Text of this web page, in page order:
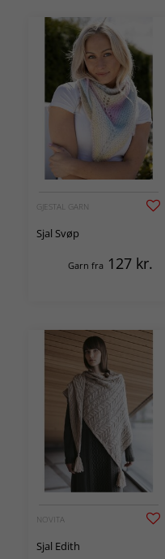
GJESTAL GARN
Sjal Svøp
Garn fra 127 kr.
NOVITA
Sjal Edith